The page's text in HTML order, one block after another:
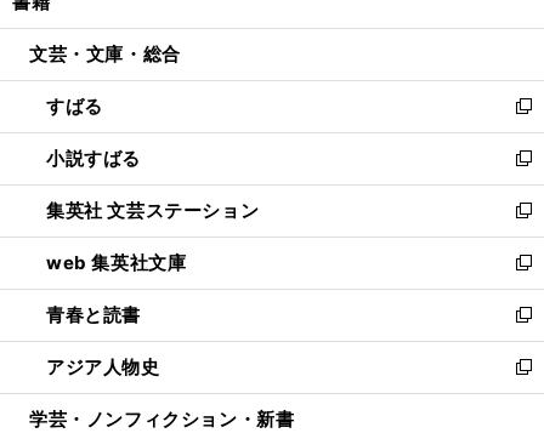
開
ウ
開
く
ン
ウ
で
開
く
ウ
ン
ド
ウ
で
開
く
文芸・文庫・総合
すばる
新
し
い
ウ
ィ
ン
ド
ウ
で
開
く
小説すばる
新
し
い
ウ
ィ
ン
ド
ウ
で
開
集英社 文芸ステーション
新
し
い
ウ
ィ
ン
ド
ウ
web 集英社文庫
新
し
い
ウ
ィ
ン
青春と読書
新
し
い
ウ
アジア人物史
新
し
学芸・ノンフィクション・新書